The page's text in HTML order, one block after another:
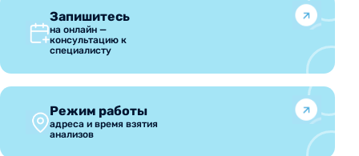
Запишитесь
на онлайн —
консультацию к
специалисту
Режим работы
адреса и время взятия
анализов